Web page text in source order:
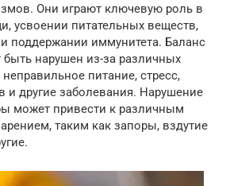
Они играют ключевую роль в
усвоении питательных веществ,
поддержании иммунитета. Баланс
нарушен из-за различных
питание, стресс,
и другие заболевания. Нарушение
может привести к различным
таким как запоры, вздутие